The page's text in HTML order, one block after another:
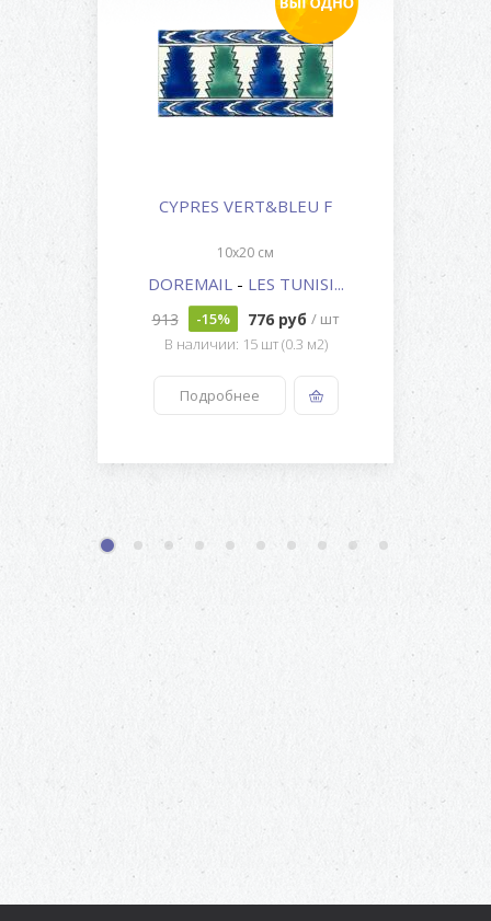
CYPRES VERT&BLEU F
10x20 см
DOREMAIL - LES TUNISI...
913 -15% 776 руб / шт
В наличии: 15 шт (0.3 м2)
Подробнее
1 2 3 4 5 6 7 8 9 10